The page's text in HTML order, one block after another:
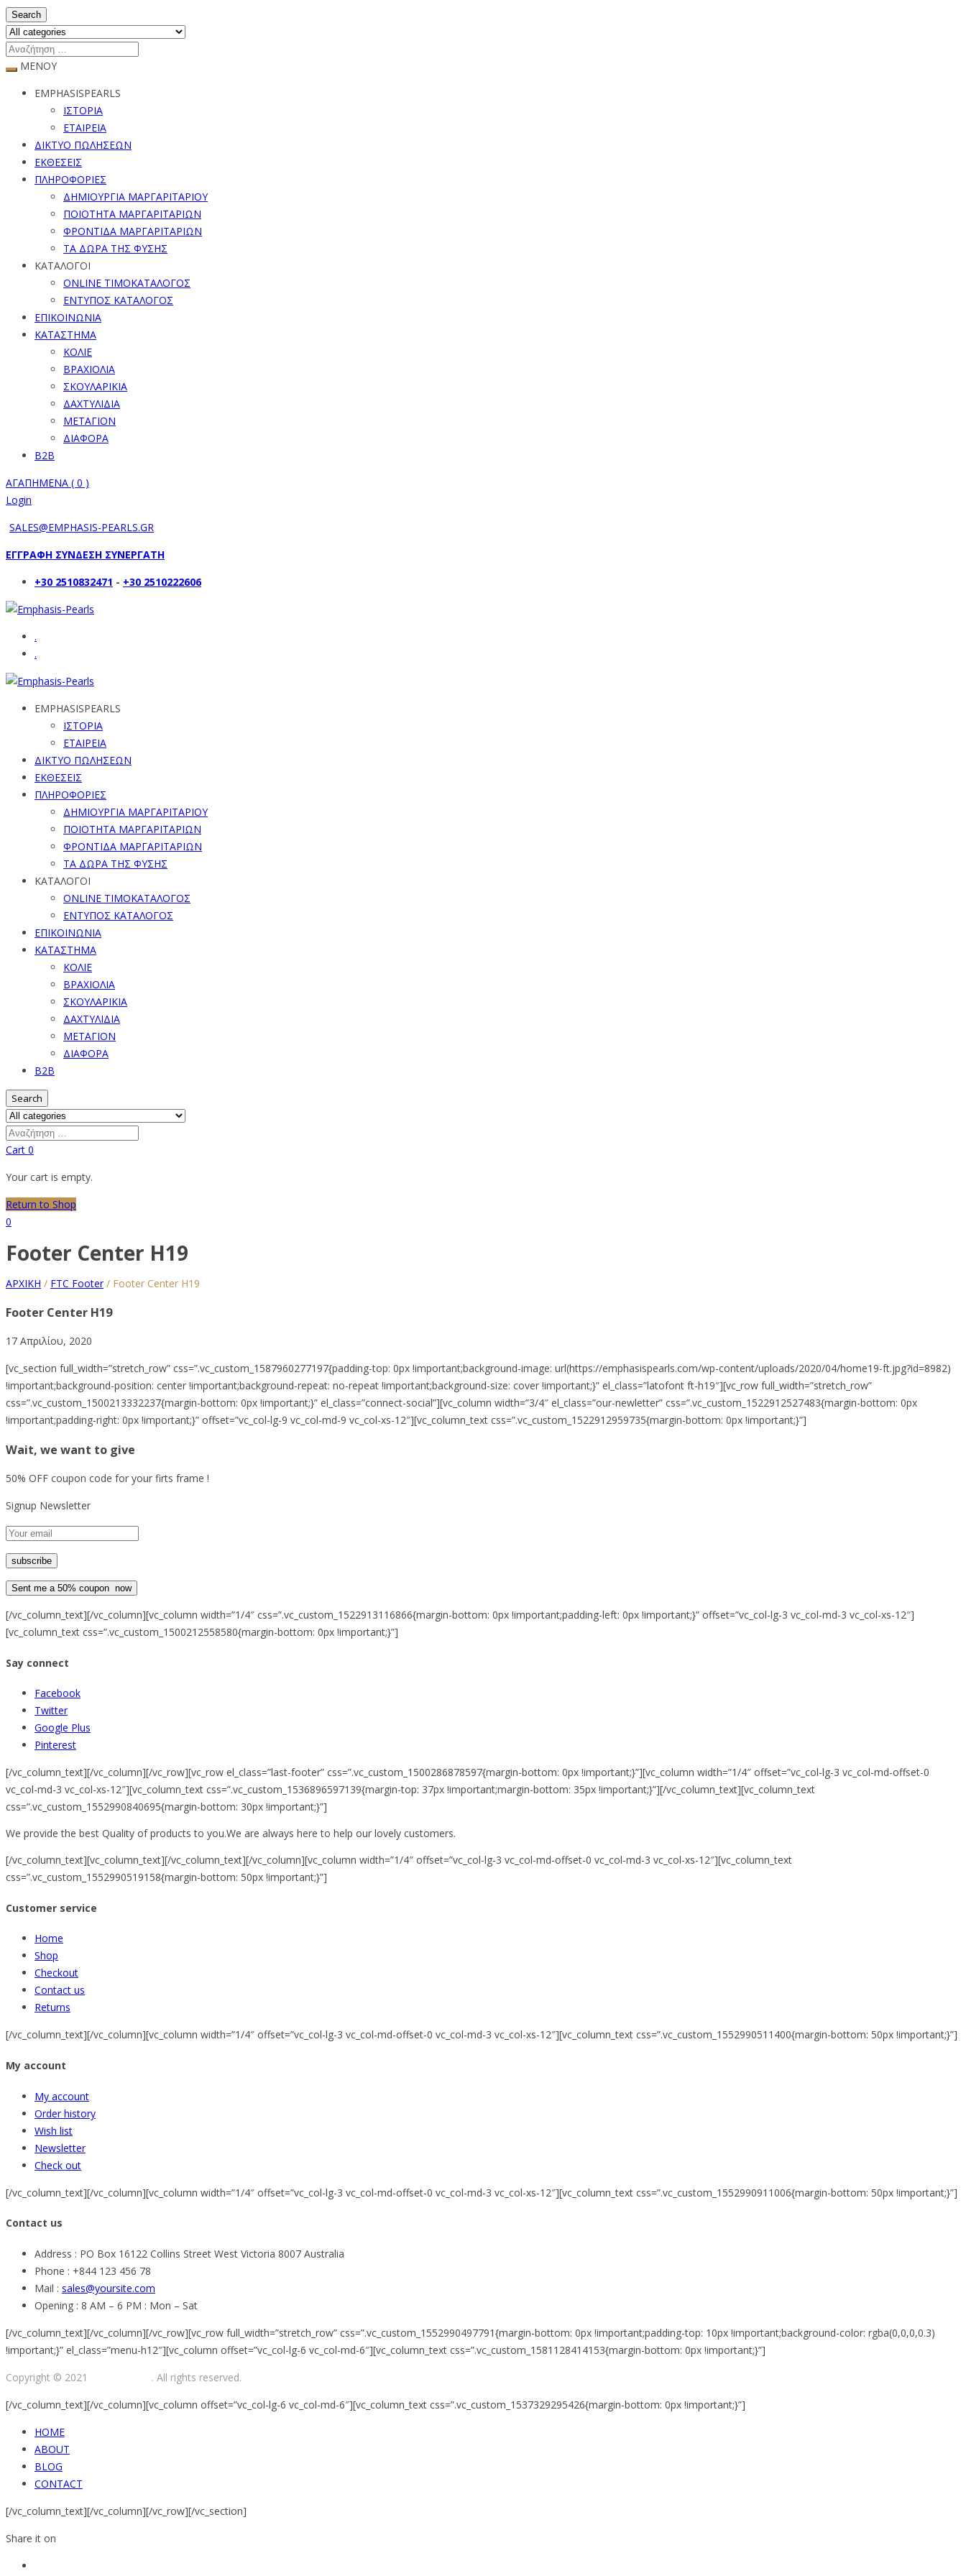
Search
ΜΕΝΟΥ
EMPHASISPEARLS
ΙΣΤΟΡΙΑ
ΕΤΑΙΡΕΙΑ
ΔΙΚΤΥΟ ΠΩΛΗΣΕΩΝ
ΕΚΘΕΣΕΙΣ
ΠΛΗΡΟΦΟΡΙΕΣ
ΔΗΜΙΟΥΡΓΙΑ ΜΑΡΓΑΡΙΤΑΡΙΟΥ
ΠΟΙΟΤΗΤΑ ΜΑΡΓΑΡΙΤΑΡΙΩΝ
ΦΡΟΝΤΙΔΑ ΜΑΡΓΑΡΙΤΑΡΙΩΝ
ΤΑ ΔΩΡΑ ΤΗΣ ΦΥΣΗΣ
ΚΑΤΑΛΟΓΟΙ
ONLINE ΤΙΜΟΚΑΤΑΛΟΓΟΣ
ΕΝΤΥΠΟΣ ΚΑΤΑΛΟΓΟΣ
ΕΠΙΚΟΙΝΩΝΙΑ
ΚΑΤΑΣΤΗΜΑ
ΚΟΛΙΕ
ΒΡΑΧΙΟΛΙΑ
ΣΚΟΥΛΑΡΙΚΙΑ
ΔΑΧΤΥΛΙΔΙΑ
ΜΕΤΑΓΙΟΝ
ΔΙΑΦΟΡΑ
B2B
ΑΓΑΠΗΜΕΝΑ ( 0 )
Login
SALES@EMPHASIS-PEARLS.GR
ΕΓΓΡΑΦΗ ΣΥΝΔΕΣΗ ΣΥΝΕΡΓΑΤΗ
+30 2510832471 - +30 2510222606
.
.
EMPHASISPEARLS
ΙΣΤΟΡΙΑ
ΕΤΑΙΡΕΙΑ
ΔΙΚΤΥΟ ΠΩΛΗΣΕΩΝ
ΕΚΘΕΣΕΙΣ
ΠΛΗΡΟΦΟΡΙΕΣ
ΔΗΜΙΟΥΡΓΙΑ ΜΑΡΓΑΡΙΤΑΡΙΟΥ
ΠΟΙΟΤΗΤΑ ΜΑΡΓΑΡΙΤΑΡΙΩΝ
ΦΡΟΝΤΙΔΑ ΜΑΡΓΑΡΙΤΑΡΙΩΝ
ΤΑ ΔΩΡΑ ΤΗΣ ΦΥΣΗΣ
ΚΑΤΑΛΟΓΟΙ
ONLINE ΤΙΜΟΚΑΤΑΛΟΓΟΣ
ΕΝΤΥΠΟΣ ΚΑΤΑΛΟΓΟΣ
ΕΠΙΚΟΙΝΩΝΙΑ
ΚΑΤΑΣΤΗΜΑ
ΚΟΛΙΕ
ΒΡΑΧΙΟΛΙΑ
ΣΚΟΥΛΑΡΙΚΙΑ
ΔΑΧΤΥΛΙΔΙΑ
ΜΕΤΑΓΙΟΝ
ΔΙΑΦΟΡΑ
B2B
Search
Cart 0
Your cart is empty.
Return to Shop
0
Footer Center H19
ΑΡΧΙΚΗ / FTC Footer / Footer Center H19
Footer Center H19
17 Απριλίου, 2020
[vc_section full_width=”stretch_row” css=”.vc_custom_1587960277197{padding-top: 0px !important;background-image: url(https://emphasispearls.com/wp-content/uploads/2020/04/home19-ft.jpg?id=8982)
!important;background-position: center !important;background-repeat: no-repeat !important;background-size: cover !important;}” el_class=”latofont ft-h19″][vc_row full_width=”stretch_row”
css=”.vc_custom_1500213332237{margin-bottom: 0px !important;}” el_class=”connect-social”][vc_column width=”3/4″ el_class=”our-newletter” css=”.vc_custom_1522912527483{margin-bottom: 0px
!important;padding-right: 0px !important;}” offset=”vc_col-lg-9 vc_col-md-9 vc_col-xs-12″][vc_column_text css=”.vc_custom_1522912959735{margin-bottom: 0px !important;}”]
Wait, we want to give
50% OFF coupon code for your firts frame !
Signup Newsletter
[/vc_column_text][/vc_column][vc_column width=”1/4″ css=”.vc_custom_1522913116866{margin-bottom: 0px !important;padding-left: 0px !important;}” offset=”vc_col-lg-3 vc_col-md-3 vc_col-xs-12″]
[vc_column_text css=”.vc_custom_1500212558580{margin-bottom: 0px !important;}”]
Say connect
Facebook
Twitter
Google Plus
Pinterest
[/vc_column_text][/vc_column][/vc_row][vc_row el_class=”last-footer” css=”.vc_custom_1500286878597{margin-bottom: 0px !important;}”][vc_column width=”1/4″ offset=”vc_col-lg-3 vc_col-md-offset-0
vc_col-md-3 vc_col-xs-12″][vc_column_text css=”.vc_custom_1536896597139{margin-top: 37px !important;margin-bottom: 35px !important;}”][/vc_column_text][vc_column_text
css=”.vc_custom_1552990840695{margin-bottom: 30px !important;}”]
We provide the best Quality of products to you.We are always here to help our lovely customers.
[/vc_column_text][vc_column_text][/vc_column_text][/vc_column][vc_column width=”1/4″ offset=”vc_col-lg-3 vc_col-md-offset-0 vc_col-md-3 vc_col-xs-12″][vc_column_text
css=”.vc_custom_1552990519158{margin-bottom: 50px !important;}”]
Customer service
Home
Shop
Checkout
Contact us
Returns
[/vc_column_text][/vc_column][vc_column width=”1/4″ offset=”vc_col-lg-3 vc_col-md-offset-0 vc_col-md-3 vc_col-xs-12″][vc_column_text css=”.vc_custom_1552990511400{margin-bottom: 50px !important;}”]
My account
My account
Order history
Wish list
Newsletter
Check out
[/vc_column_text][/vc_column][vc_column width=”1/4″ offset=”vc_col-lg-3 vc_col-md-offset-0 vc_col-md-3 vc_col-xs-12″][vc_column_text css=”.vc_custom_1552990911006{margin-bottom: 50px !important;}”]
Contact us
Address : PO Box 16122 Collins Street West Victoria 8007 Australia
Phone : +844 123 456 78
Mail : sales@yoursite.com
Opening : 8 AM – 6 PM : Mon – Sat
[/vc_column_text][/vc_column][/vc_row][vc_row full_width=”stretch_row” css=”.vc_custom_1552990497791{margin-bottom: 0px !important;padding-top: 10px !important;background-color: rgba(0,0,0,0.3)
!important;}” el_class=”menu-h12″][vc_column offset=”vc_col-lg-6 vc_col-md-6″][vc_column_text css=”.vc_custom_1581128414153{margin-bottom: 0px !important;}”]
Copyright © 2021
. All rights reserved.
[/vc_column_text][/vc_column][vc_column offset=”vc_col-lg-6 vc_col-md-6″][vc_column_text css=”.vc_custom_1537329295426{margin-bottom: 0px !important;}”]
HOME
ABOUT
BLOG
CONTACT
[/vc_column_text][/vc_column][/vc_row][/vc_section]
Share it on